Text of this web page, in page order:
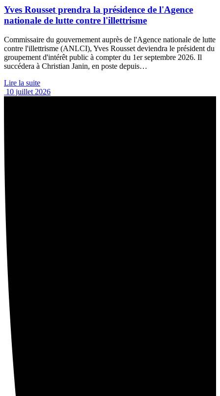
Yves Rousset prendra la présidence de l'Agence
nationale de lutte contre l'illettrisme
Commissaire du gouvernement auprès de l'Agence nationale de lutte
contre l'illettrisme (ANLCI), Yves Rousset deviendra le président du
groupement d'intérêt public à compter du 1er septembre 2026. Il
succédera à Christian Janin, en poste depuis…
Lire la suite
10 juillet 2026